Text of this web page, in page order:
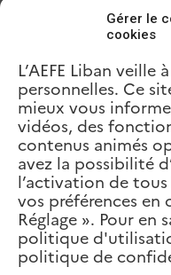
Gérer le
cookies
L’AEFE Liban
personnelles. Ce
mieux vous
vidéos, des
contenus animés
avez la possibilité
l’activation de
vos préférences
Réglage ». Pour
politique
politique de
Précédent
Collège Notre Dame de
– Jbeil
Articles Liés